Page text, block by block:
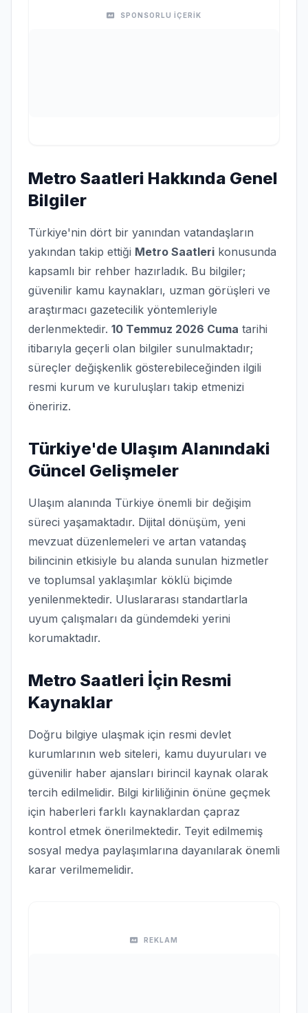
SPONSORLU İÇERİK
Metro Saatleri Hakkında Genel
Bilgiler
Türkiye'nin dört bir yanından vatandaşların
yakından takip ettiği Metro Saatleri konusunda
kapsamlı bir rehber hazırladık. Bu bilgiler;
güvenilir kamu kaynakları, uzman görüşleri ve
araştırmacı gazetecilik yöntemleriyle
derlenmektedir. 10 Temmuz 2026 Cuma tarihi
itibarıyla geçerli olan bilgiler sunulmaktadır;
süreçler değişkenlik gösterebileceğinden ilgili
resmi kurum ve kuruluşları takip etmenizi
öneririz.
Türkiye'de Ulaşım Alanındaki
Güncel Gelişmeler
Ulaşım alanında Türkiye önemli bir değişim
süreci yaşamaktadır. Dijital dönüşüm, yeni
mevzuat düzenlemeleri ve artan vatandaş
bilincinin etkisiyle bu alanda sunulan hizmetler
ve toplumsal yaklaşımlar köklü biçimde
yenilenmektedir. Uluslararası standartlarla
uyum çalışmaları da gündemdeki yerini
korumaktadır.
Metro Saatleri İçin Resmi
Kaynaklar
Doğru bilgiye ulaşmak için resmi devlet
kurumlarının web siteleri, kamu duyuruları ve
güvenilir haber ajansları birincil kaynak olarak
tercih edilmelidir. Bilgi kirliliğinin önüne geçmek
için haberleri farklı kaynaklardan çapraz
kontrol etmek önerilmektedir. Teyit edilmemiş
sosyal medya paylaşımlarına dayanılarak önemli
karar verilmemelidir.
REKLAM